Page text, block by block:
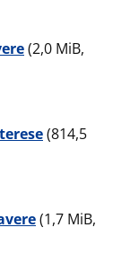
(2,0 MiB,
(814,5
(1,7 MiB,